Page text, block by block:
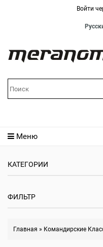
Войти
Меню
КАТЕГОРИИ
ФИЛЬТР
Главная » Командирские